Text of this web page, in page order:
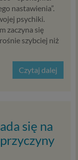
nastawienia”.
psychiki.
zaczyna się
szybciej niż
Czytaj dalej
się na
Umowa to,
i
danej usługi.
o realizację
Twoje dane w
tej umowy. W
to umowa o
nas do
mógłbyś z niej
wynikających
realizowanych